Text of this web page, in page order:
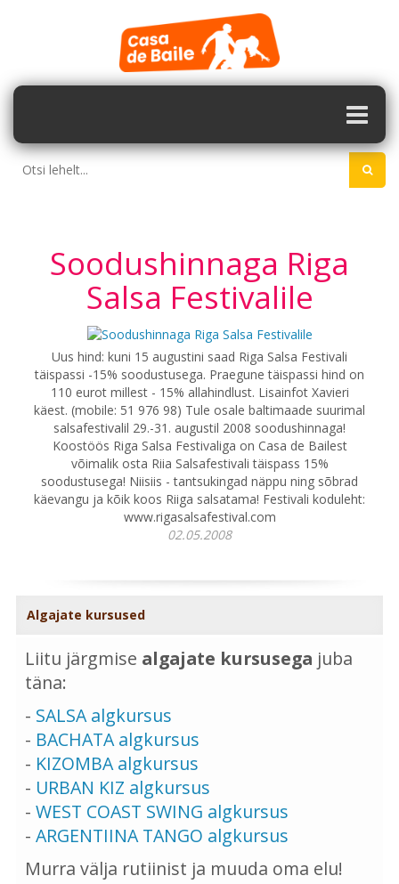
Soodushinnaga Riga
Salsa Festivalile
Uus hind: kuni 15 augustini saad Riga Salsa Festivali
täispassi -15% soodustusega. Praegune täispassi hind on
110 eurot millest - 15% allahindlust. Lisainfot Xavieri
käest. (mobile: 51 976 98) Tule osale baltimaade suurimal
salsafestivalil 29.-31. augustil 2008 soodushinnaga!
Koostöös Riga Salsa Festivaliga on Casa de Bailest
võimalik osta Riia Salsafestivali täispass 15%
soodustusega! Niisiis - tantsukingad näppu ning sõbrad
käevangu ja kõik koos Riiga salsatama! Festivali koduleht:
www.rigasalsafestival.com
02.05.2008
Algajate kursused
Liitu järgmise algajate kursusega juba
täna:
- SALSA algkursus
- BACHATA algkursus
- KIZOMBA algkursus
- URBAN KIZ algkursus
- WEST COAST SWING algkursus
- ARGENTIINA TANGO algkursus
Murra välja rutiinist ja muuda oma elu!